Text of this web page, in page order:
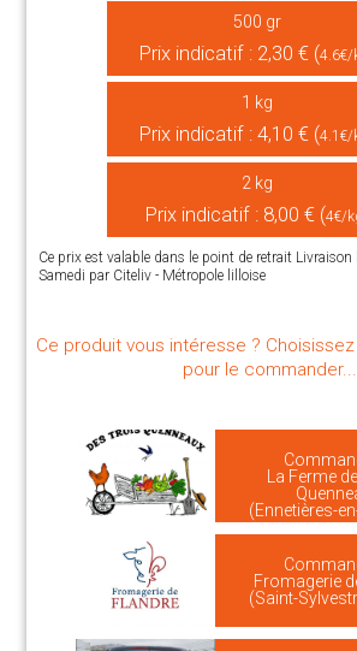
500 gr
Prix indicatif : 2,30 € (4.6€/
1 kg
Prix indicatif : 4,10 € (4.1€/
2 kg
Prix indicatif : 8,00 € (4€/
Ce prix est valable dans le point de retrait Livraison
Samedi par Citeliv - Métropole lilloise
Ce produit vous intéresse ?
pour le commander...
La Ferme
(Ennetières-
Fromagerie
(Saint-